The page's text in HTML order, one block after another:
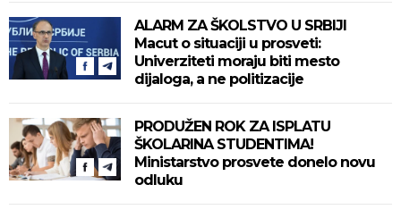
ALARM ZA ŠKOLSTVO U SRBIJI
Macut o situaciji u prosveti:
Univerziteti moraju biti mesto
dijaloga, a ne politizacije
PRODUŽEN ROK ZA ISPLATU
ŠKOLARINA STUDENTIMA!
Ministarstvo prosvete donelo novu
odluku